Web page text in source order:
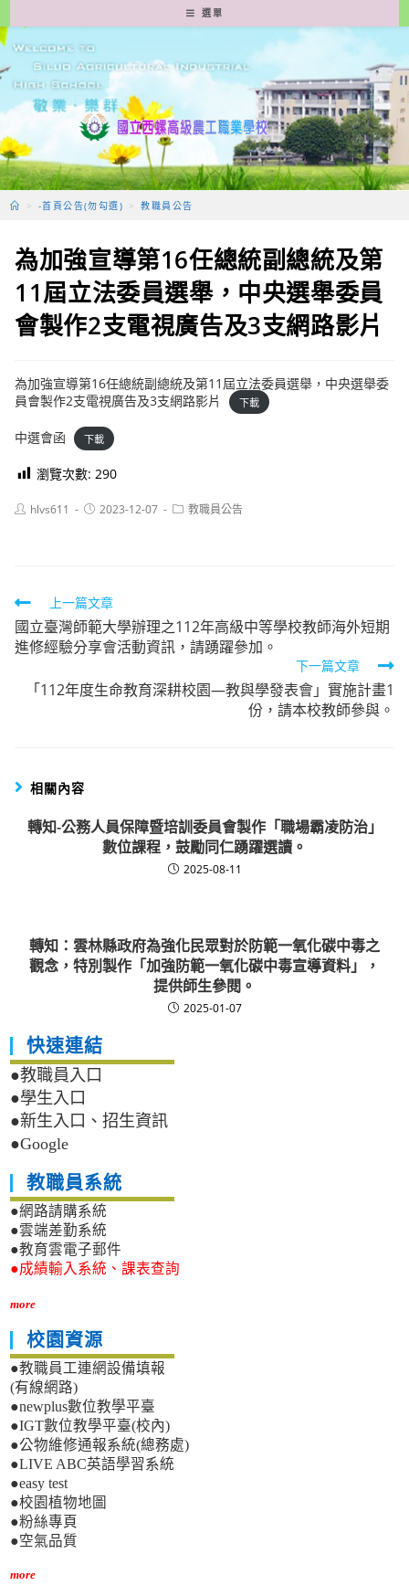
轉
至
要
容
選單
> -首頁公告(勿勾選) > 教職員公告
為加強宣導第16任總統副總統及第
11屆立法委員選舉，中央選舉委員
會製作2支電視廣告及3支網路影片
為加強宣導第16任總統副總統及第11屆立法委員選舉，中央選舉委
員會製作2支電視廣告及3支網路影片
下載
中選會函 下載
瀏覽次數: 290
Posthlvs611
Post2023-12-07
Post教職員公告
Read
more
articles
上一篇文章
國立臺灣師範大學辦理之112年高級中等學校教師海外短期
進修經驗分享會活動資訊，請踴躍參加。
下一篇文章
「112年度生命教育深耕校園—教與學發表會」實施計畫1
份，請本校教師參與。
相關內容
轉知-公務人員保障暨培訓委員會製作「職場霸凌防治」
數位課程，鼓勵同仁踴躍選讀。
2025-08-11
轉知：雲林縣政府為強化民眾對於防範一氧化碳中毒之
觀念，特別製作「加強防範一氧化碳中毒宣導資料」，
提供師生參閱。
2025-01-07
快速連結
●教職員入口
●學生入口
●新生入口、招生資訊
●Google
教職員系統
●網路請購系統
●雲端差勤系統
●教育雲電子郵件
●成績輸入系統、課表查詢
more
校園資源
●教職員工連網設備填報
(有線網路)
●newplus數位教學平臺
●IGT數位教學平臺(校內)
●公物維修通報系統(總務處)
●LIVE ABC英語學習系統
●easy test
●校園植物地圖
●粉絲專頁
●空氣品質
more